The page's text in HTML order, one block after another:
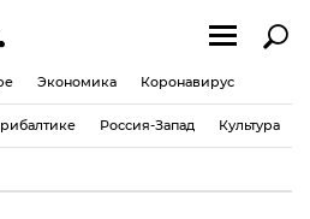
Экономика Коронавирус
Россия-Запад Культура